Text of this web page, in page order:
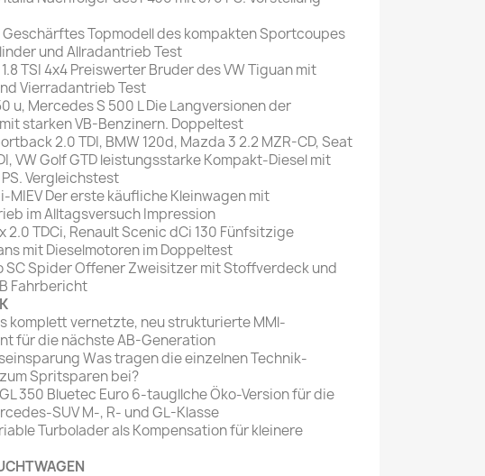
Illustrierte
Geschärftes Topmodell des kompakten Sportcoupes
und Allradantrieb Test
TSI 4x4 Preiswerter Bruder des VW Tiguan mit
Vierradantrieb Test
u, Mercedes S 500 L Die Langversionen der
starken VB-Benzinern. Doppeltest
2.0 TDI, BMW 120d, Mazda 3 2.2 MZR-CD, Seat
VW Golf GTD leistungsstarke Kompakt-Diesel mit
PS. Vergleichstest
MIEV Der erste käufliche Kleinwagen mit
im Alltagsversuch Impression
2.0 TDCi, Renault Scenic dCi 130 Fünfsitzige
mit Dieselmotoren im Doppeltest
SC Spider Offener Zweisitzer mit Stoffverdeck und
Fahrbericht
komplett vernetzte, neu strukturierte MMl-
für die nächste AB-Generation
Was tragen die einzelnen Technik-
Spritsparen bei?
350 Bluetec Euro 6-taugllche Öko-Version für die
SUV M-, R- und GL-Klasse
Turbolader als Kompensation für kleinere